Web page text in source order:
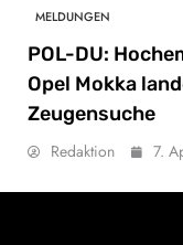
MELDUNGEN
POL-DU:
Opel Mokka
Zeugensuche
Redaktion 7.